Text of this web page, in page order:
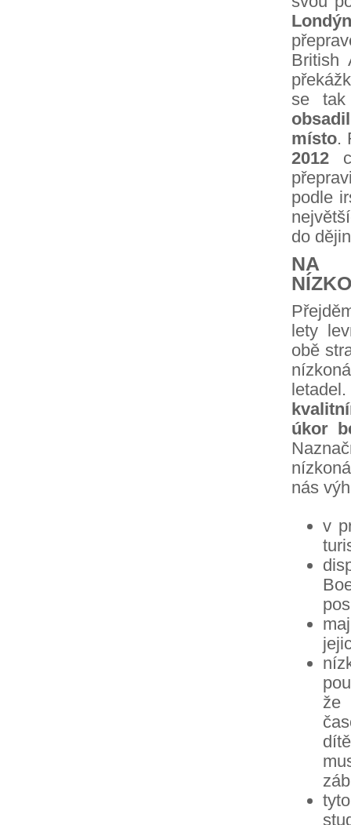
British
se tak
obsadil
místo.
2012
podle
do
NA
lety
obě
úkor
nás
v
že